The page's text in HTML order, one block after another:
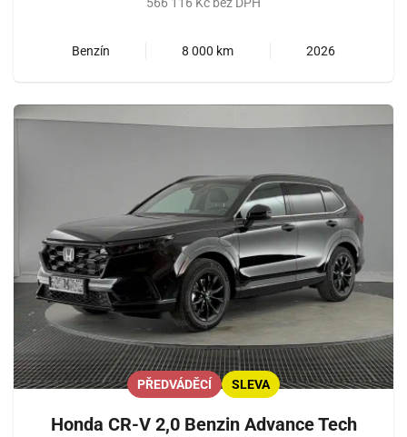
Benzín 8 000 km 2026
PŘEDVÁDĚCÍ SLEVA
Honda CR-V 2,0 Benzin Advance Tech